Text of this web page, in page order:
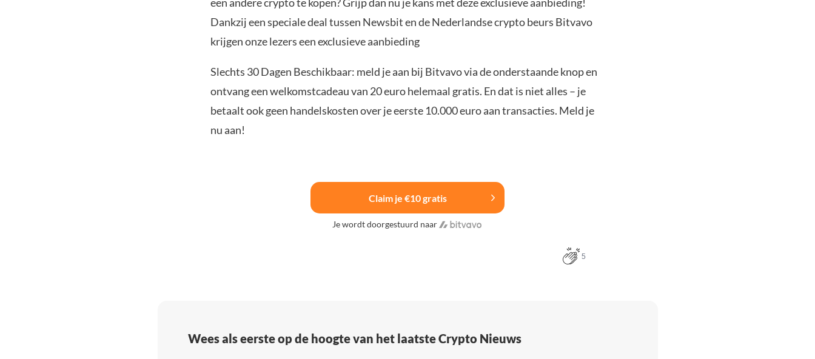
Dankzij een speciale deal tussen Newsbit en de Nederlandse crypto beurs Bitvavo
krijgen onze lezers een exclusieve aanbieding
Slechts 30 Dagen Beschikbaar: meld je aan bij Bitvavo via de onderstaande knop en
ontvang een welkomstcadeau van 20 euro helemaal gratis. En dat is niet alles – je
betaalt ook geen handelskosten over je eerste 10.000 euro aan transacties. Meld je
nu aan!
Claim je €10 gratis
Je wordt doorgestuurd naar
5
Wees als eerste op de hoogte van het laatste Crypto Nieuws